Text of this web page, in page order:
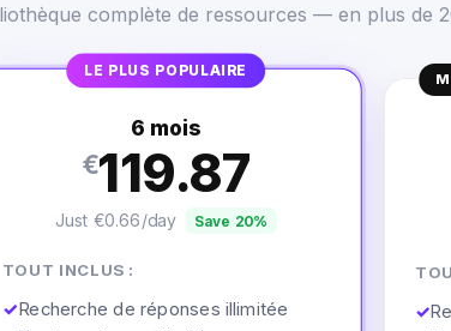
complète de ressources — en plus de
LE PLUS POPULAIRE
6 mois
€119.87
Just €0.66/day Save 20%
TOUT INCLUS :
✓Recherche de réponses illimitée
✓